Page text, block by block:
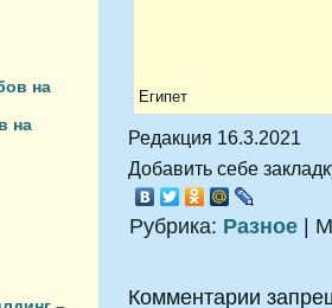
на
Египет
Редакция 16.3.2021
Добавить себе
Рубрика: Разное |
Комментарии